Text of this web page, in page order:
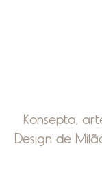
Konsepta,
Design de